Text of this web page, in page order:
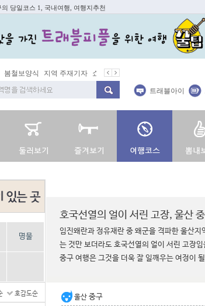
당일코스 1, 국내여행, 여행지추천
봄철보양식 지역 주재기자 쇼 미 더 트래블아이
트래블아이
명물
호감도순
호국선열의 얼이 서린 고장, 울산
임진왜란과 정유재란 중 왜군을 격파한 울산
는 것만 보더라도 호국선열의 얼이 서린 고장
중구 여행은 그것을 더욱 잘 일깨우는 여정이
울산 중구